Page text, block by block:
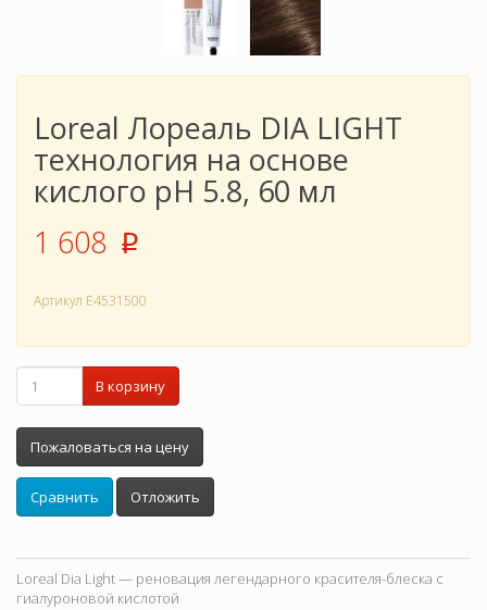
Loreal Лореаль DIA LIGHT
технология на основе
кислого pH 5.8, 60 мл
1 608 p
Артикул E4531500
В корзину
Пожаловаться на цену
Сравнить Отложить
Loreal Dia Light — реновация легендарного красителя-блеска с
гиалуроновой кислотой